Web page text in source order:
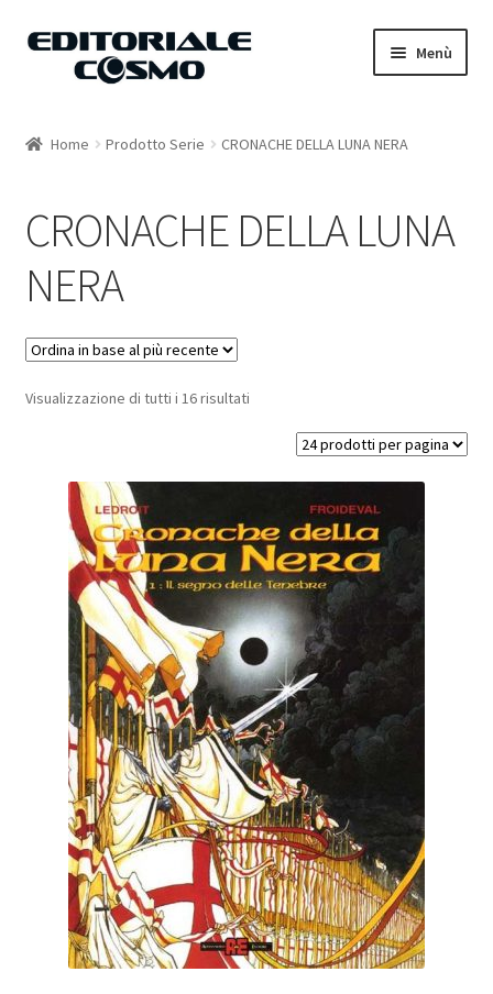
Vai
Vai
Menù
Carrello
Il mio account
Home Prodotto Serie CRONACHE DELLA LUNA NERA
CRONACHE DELLA LUNA
NERA
Visualizzazione di tutti i 16 risultati